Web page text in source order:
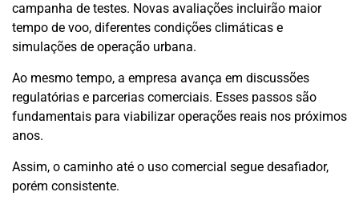
campanha de testes. Novas avaliações incluirão maior
tempo de voo, diferentes condições climáticas e
simulações de operação urbana.
Ao mesmo tempo, a empresa avança em discussões
regulatórias e parcerias comerciais. Esses passos são
fundamentais para viabilizar operações reais nos próximos
anos.
Assim, o caminho até o uso comercial segue desafiador,
porém consistente.